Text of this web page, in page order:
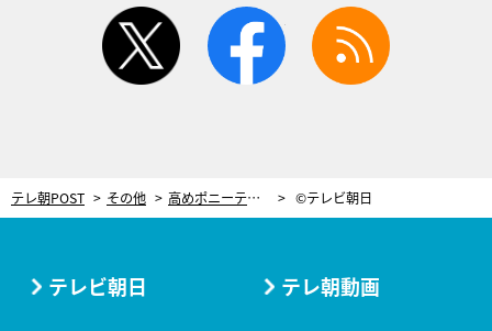
twitter facebook
テレ朝POST その他 高めポニーテールにドキッ！この夏ピッタリ、まゆゆが見せた「南国コーデ」 ©テレビ朝日
テレビ朝日 テレ朝動画